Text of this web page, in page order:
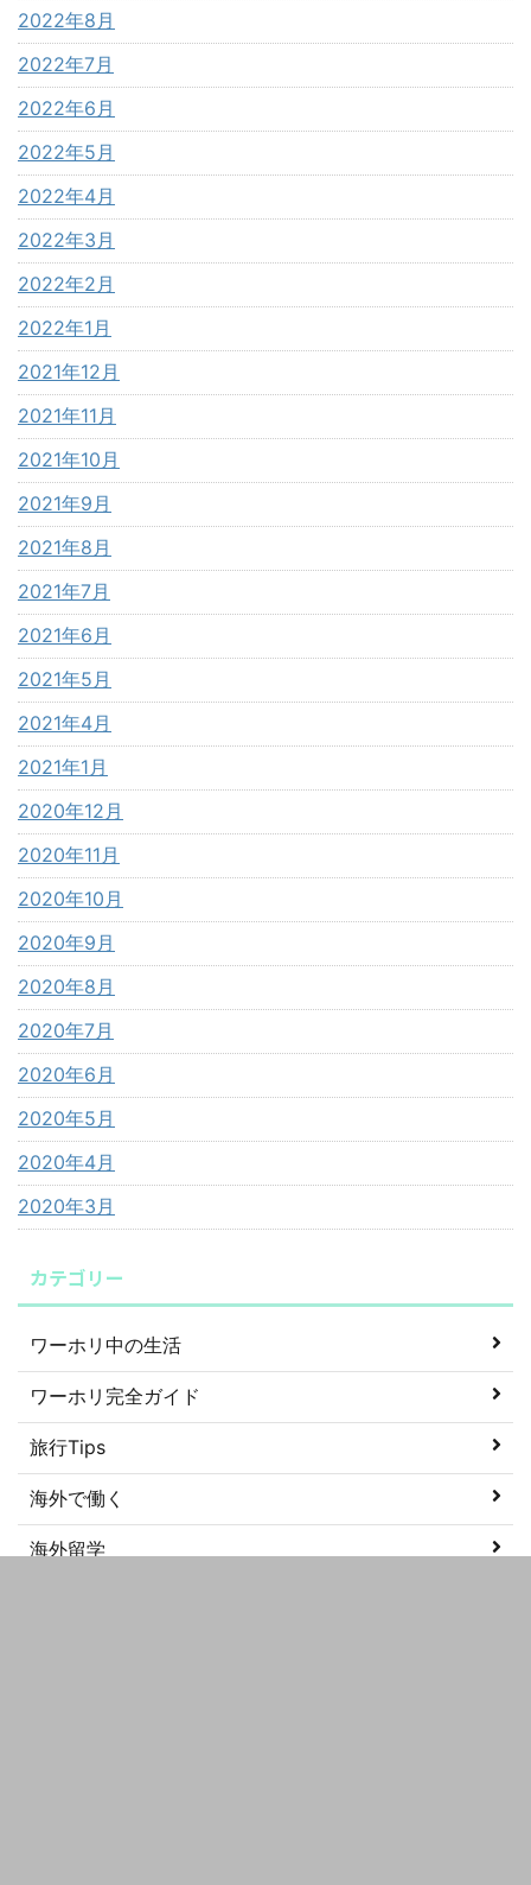
2022年8月
2022年7月
2022年6月
2022年5月
2022年4月
2022年3月
2022年2月
2022年1月
2021年12月
2021年11月
2021年10月
2021年9月
2021年8月
2021年7月
2021年6月
2021年5月
2021年4月
2021年1月
2020年12月
2020年11月
2020年10月
2020年9月
2020年8月
2020年7月
2020年6月
2020年5月
2020年4月
2020年3月
カテゴリー
ワーホリ中の生活
ワーホリ完全ガイド
旅行Tips
海外で働く
海外留学